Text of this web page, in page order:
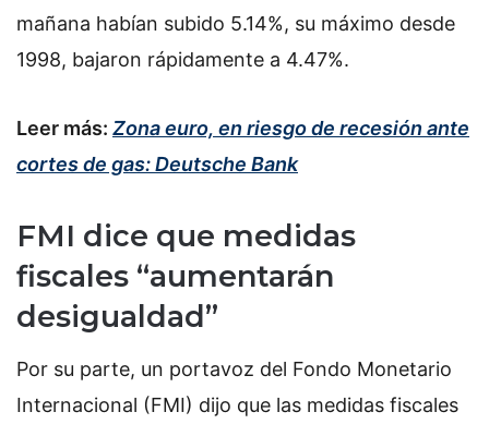
mañana habían subido 5.14%, su máximo desde
1998, bajaron rápidamente a 4.47%.
Leer más: Zona euro, en riesgo de recesión ante
cortes de gas: Deutsche Bank
FMI dice que medidas
fiscales “aumentarán
desigualdad”
Por su parte, un portavoz del Fondo Monetario
Internacional (FMI) dijo que las medidas fiscales